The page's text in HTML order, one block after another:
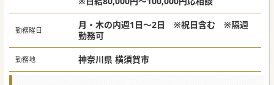
勤務曜日
月・木の内週1日～2日 ※祝日含む ※隔週
勤務可
勤務地 神奈川県 横須賀市